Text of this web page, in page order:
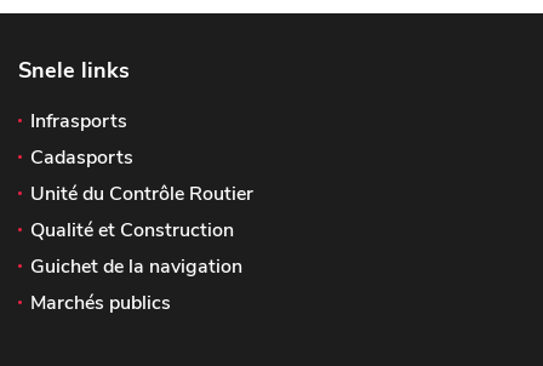
Snele links
Infrasports
Cadasports
Unité du Contrôle Routier
Qualité et Construction
Guichet de la navigation
Marchés publics